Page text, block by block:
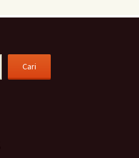
Cari